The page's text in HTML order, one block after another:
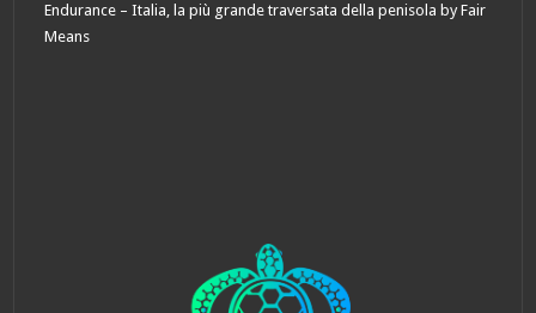
Endurance – Italia, la più grande traversata della penisola by Fair
Means